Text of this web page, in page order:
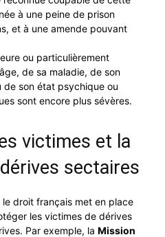
à une peine de prison
et à une amende pouvant
ou particulièrement
de sa maladie, de son
de son état psychique ou
sont encore plus sévères.
victimes et la
sectaires
droit français met en place
les victimes de dérives
Par exemple, la Mission